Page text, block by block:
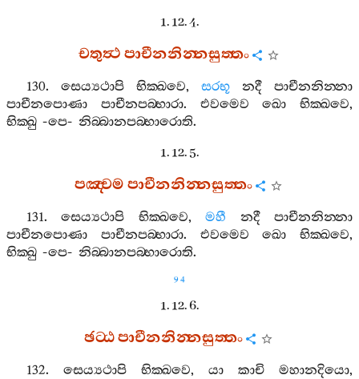
1. 12. 4.
චතුත්‍ථපාචීනනින‍්නසුත‍්තං
130. සෙය්‍යථාපි භික‍්ඛවෙ, සරභූ නදී
පාචීනනින‍්නා
පාචීනපොණා
පාචීනපබ‍්භාරා. එවමෙව ඛො භික‍්ඛවෙ,
භික‍්ඛු -පෙ- නිබ‍්බානපබ‍්භාරොති.
1. 12. 5.
පඤ‍්චමපාචීනනින‍්නසුත‍්තං
131.සෙය්‍යථාපි භික‍්ඛවෙ,මහී නදී
පාචීනනින‍්නා
පාචීනපොණා
පාචීනපබ‍්භාරා. එවමෙව ඛො භික‍්ඛවෙ,
භික‍්ඛු -පෙ- නිබ‍්බානපබ‍්භාරොති.
94
1. 12. 6.
ඡට‍්ඨපාචීනනින‍්නසුත‍්තං
132. සෙය්‍යථාපි භික‍්ඛවෙ, යා කාචි මහානදියො,